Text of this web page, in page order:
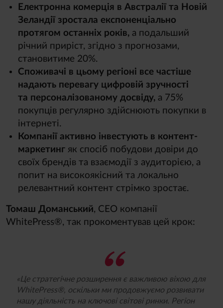
Електронна комерція в Австралії та Новій
Зеландії зростала експоненціально
протягом останніх років, а подальший
річний приріст, згідно з прогнозами,
становитиме 20%.
Споживачі в цьому регіоні все частіше
надають перевагу цифровій зручності
та персоналізованому досвіду, а 75%
покупців регулярно здійснюють покупки в
інтернеті.
Компанії активно інвестують в контент-
маркетинг як спосіб побудови довіри до
своїх брендів та взаємодії з аудиторією, а
попит на високоякісний та локально
релевантний контент стрімко зростає.
Томаш Доманський, CEO компанії
WhitePress®, так прокоментував цей крок:
«Це стратегічне розширення є важливою віхою для
WhitePress®, оскільки ми продовжуємо розвивати
нашу діяльність на ключові світові ринки. Регіон